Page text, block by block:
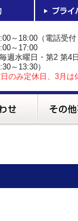
～18:00（電話受
～17:00
毎週水曜日・第2 第4
～13:30）
のみ定休日、3月は